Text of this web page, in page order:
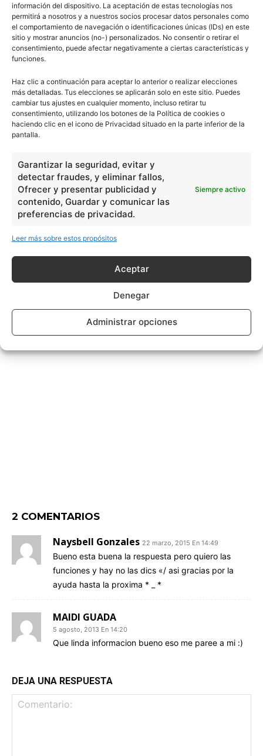
información del dispositivo. La aceptación de estas tecnologías nos
permitirá a nosotros y a nuestros socios procesar datos personales como
el comportamiento de navegación o identificaciones únicas (IDs) en este
sitio y mostrar anuncios (no-) personalizados. No consentir o retirar el
consentimiento, puede afectar negativamente a ciertas características y
funciones.
Haz clic a continuación para aceptar lo anterior o realizar elecciones
más detalladas. Tus elecciones se aplicarán solo en este sitio. Puedes
cambiar tus ajustes en cualquier momento, incluso retirar tu
consentimiento, utilizando los botones de la Política de cookies o
haciendo clic en el icono de Privacidad situado en la parte inferior de la
pantalla.
Garantizar la seguridad, evitar y
detectar fraudes, y eliminar fallos,
Ofrecer y presentar publicidad y
contenido, Guardar y comunicar las
preferencias de privacidad.
Siempre activo
Leer más sobre estos propósitos
Aceptar
Denegar
Administrar opciones
2 COMENTARIOS
Naysbell Gonzales 22 marzo, 2015 En 14:49
Bueno esta buena la respuesta pero quiero las
funciones y hay no las dics «/ asi gracias por la
ayuda hasta la proxima * _ *
MAIDI GUADA
5 agosto, 2013 En 14:20
Que linda informacion bueno eso me paree a mi :)
DEJA UNA RESPUESTA